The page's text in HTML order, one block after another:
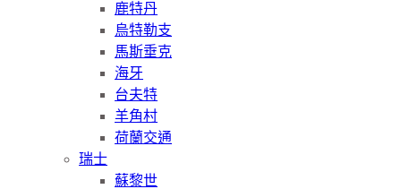
鹿特丹
烏特勒支
馬斯垂克
海牙
台夫特
羊角村
荷蘭交通
瑞士
蘇黎世